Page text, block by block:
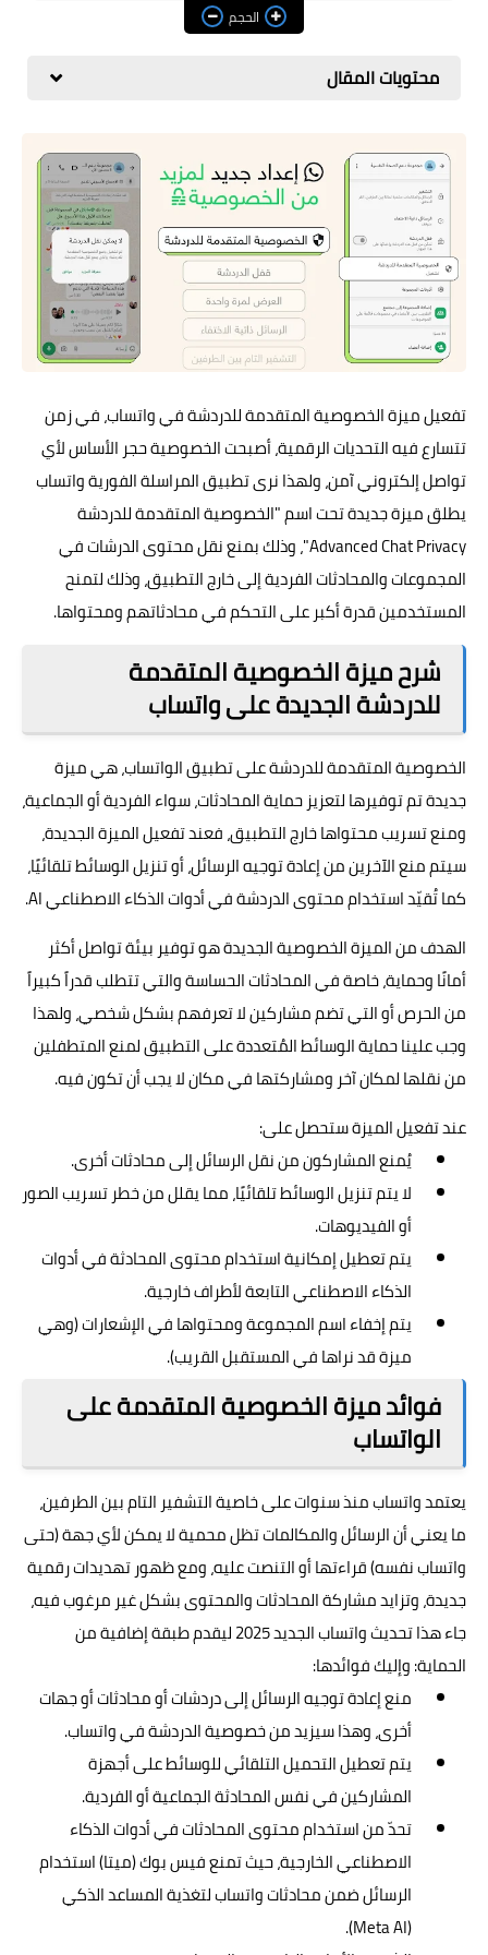
الربح من الانترنت
ذكاء اصطناعي
الحجم
محتويات المقال
تفعيل ميزة الخصوصية المتقدمة للدردشة في واتساب، في زمن
تتسارع فيه التحديات الرقمية، أصبحت الخصوصية حجر الأساس لأي
تواصل إلكتروني آمن، ولهذا نرى تطبيق المراسلة الفورية واتساب
يطلق ميزة جديدة تحت اسم "الخصوصية المتقدمة للدردشة
Advanced Chat Privacy"، وذلك بمنع نقل محتوى الدرشات في
المجموعات والمحادثات الفردية إلى خارج التطبيق، وذلك لتمنح
المستخدمين قدرة أكبر على التحكم في محادثاتهم ومحتواها.
شرح ميزة الخصوصية المتقدمة
للدردشة الجديدة على واتساب
الخصوصية المتقدمة للدردشة على تطبيق الواتساب، هي ميزة
جديدة تم توفيرها لتعزيز حماية المحادثات، سواء الفردية أو الجماعية،
ومنع تسريب محتواها خارج التطبيق، فعند تفعيل الميزة الجديدة،
سيتم منع الآخرين من إعادة توجيه الرسائل، أو تنزيل الوسائط تلقائيًا،
كما تُقيّد استخدام محتوى الدردشة في أدوات الذكاء الاصطناعي AI.
الهدف من الميزة الخصوصية الجديدة هو توفير بيئة تواصل أكثر
أمانًا وحماية، خاصة في المحادثات الحساسة والتي تتطلب قدراً كبيراً
من الحرص أو التي تضم مشاركين لا تعرفهم بشكل شخصي، ولهذا
وجب علينا حماية الوسائط المُتعددة على التطبيق لمنع المتطفلين
من نقلها لمكان آخر ومشاركتها في مكان لا يجب أن تكون فيه.
عند تفعيلالميزةستحصل على:
يُمنع المشاركون من نقل الرسائل إلى محادثات أخرى.
لا يتم تنزيل الوسائط تلقائيًا، مما يقلل من خطر تسريب الصور
أو الفيديوهات.
يتم تعطيل إمكانية استخدام محتوى المحادثة في أدوات
الذكاء الاصطناعي التابعة لأطراف خارجية.
يتم إخفاء اسم المجموعة ومحتواها في الإشعارات (وهي
ميزة قد نراها في المستقبل القريب).
فوائد ميزة الخصوصية المتقدمة على
الواتساب
يعتمد واتساب منذ سنوات على خاصية التشفير التام بين الطرفين،
ما يعني أن الرسائل والمكالمات تظل محمية لا يمكن لأي جهة (حتى
واتساب نفسه) قراءتها أو التنصت عليه، ومع ظهور تهديدات رقمية
جديدة، وتزايد مشاركة المحادثات والمحتوى بشكل غير مرغوب فيه،
جاء هذا تحديث واتساب الجديد 2025 ليقدم طبقة إضافية من
الحماية: وإليك فوائدها:
منع إعادة توجيه الرسائل إلى دردشات أو محادثات أو جهات
أخرى، وهذا سيزيد من خصوصية الدردشة في واتساب.
يتم تعطيل التحميل التلقائي للوسائط على أجهزة
المشاركين في نفس المحادثة الجماعية أو الفردية.
تحدّ من استخدام محتوى المحادثات في أدوات الذكاء
الاصطناعي الخارجية، حيث تمنع فيس بوك (ميتا) استخدام
الرسائل ضمن محادثات واتساب لتغذية المساعد الذكي
(Meta AI).